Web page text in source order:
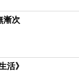
附近的《微樂山
遠是計畫趕不上
於是以隨和好約
漸次
活》